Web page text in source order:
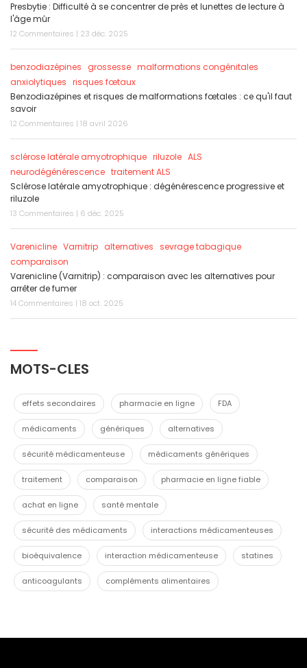
Presbytie : Difficulté à se concentrer de près et lunettes de lecture à
l'âge mûr
12 Commentaires | 23 déc. 2025
benzodiazépines grossesse malformations congénitales
anxiolytiques risques fœtaux
Benzodiazépines et risques de malformations fœtales : ce qu'il faut
savoir
12 Commentaires | 18 avril 2026
sclérose latérale amyotrophique riluzole ALS
neurodégénérescence traitement ALS
Sclérose latérale amyotrophique : dégénérescence progressive et
riluzole
13 Commentaires | 6 déc. 2025
Varenicline Varnitrip alternatives sevrage tabagique
comparaison
Varenicline (Varnitrip) : comparaison avec les alternatives pour
arrêter de fumer
14 Commentaires | 18 oct. 2025
MOTS-CLES
effets secondaires pharmacie en ligne FDA
médicaments génériques alternatives
sécurité médicamenteuse médicaments génériques
traitement comparaison pharmacie en ligne fiable
achat en ligne santé mentale
sécurité des médicaments interactions médicamenteuses
bioéquivalence interaction médicamenteuse statines
anticoagulants compléments alimentaires